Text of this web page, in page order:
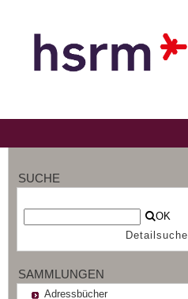
SUCHE
OK
Detailsuche
SAMMLUNGEN
Adressbücher